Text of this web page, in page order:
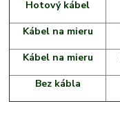
Hotový kábel
Kábel na mieru
Kábel na mieru
Bez kábla